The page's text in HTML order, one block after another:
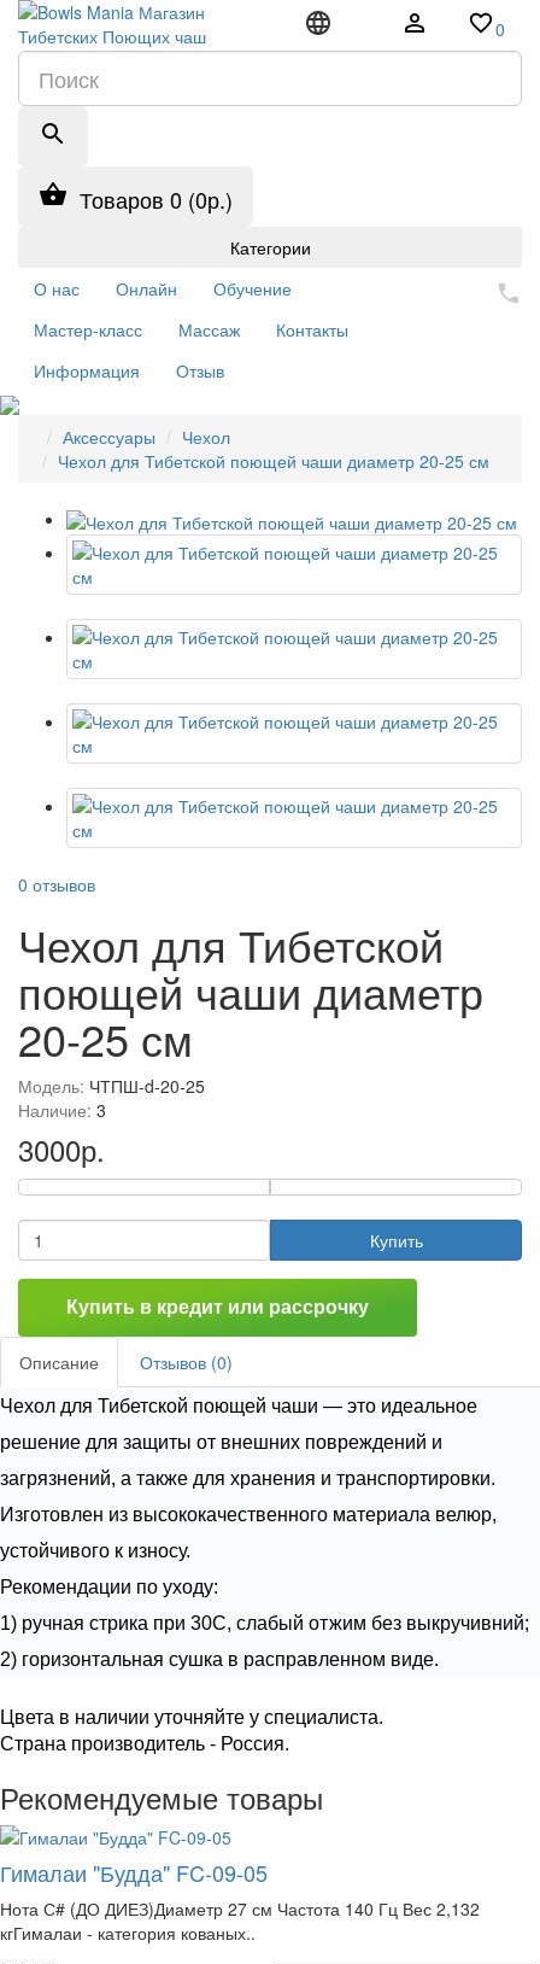
0
Товаров 0 (0р.)
Категории
О нас
Онлайн
Обучение
Мастер-класс
Массаж
Контакты
Информация
Отзыв
Аксессуары
Чехол
Чехол для Тибетской поющей чаши диаметр 20-25 см
0 отзывов
Чехол для Тибетской
поющей чаши диаметр
20-25 см
Модель: ЧТПШ-d-20-25
Наличие: 3
3000р.
Купить
Купить в кредит или рассрочку
Описание Отзывов (0)
Чехол для Тибетской поющей чаши — это идеальное
решение для защиты от внешних повреждений и
загрязнений, а также для хранения и транспортировки.
Изготовлен из высококачественного материала велюр,
устойчивого к износу.
Рекомендации по уходу:
1) ручная стрика при 30С, слабый отжим без выкручивний;
2) горизонтальная сушка в расправленном виде.
Цвета в наличии уточняйте у специалиста.
Cтрана производитель - Россия.
Рекомендуемые товары
Гималаи "Будда" FC-09-05
Нота С# (ДО ДИЕЗ)Диаметр 27 см Частота 140 Гц Вес 2,132
кгГималаи - категория кованых..